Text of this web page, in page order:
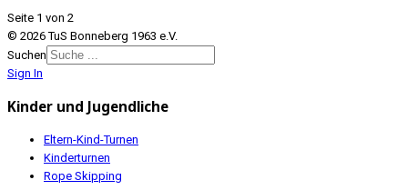
Seite 1 von 2
© 2026 TuS Bonneberg 1963 e.V.
Suchen
Sign In
Kinder und Jugendliche
Eltern-Kind-Turnen
Kinderturnen
Rope Skipping